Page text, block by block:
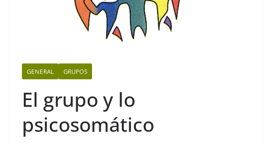
GENERAL GRUPOS
El grupo y lo
psicosomático